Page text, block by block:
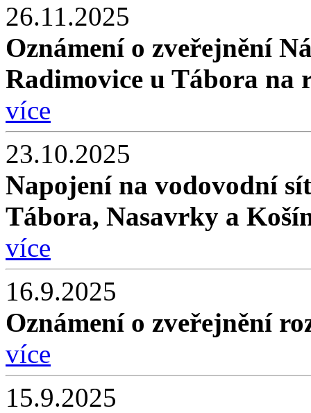
26.11.2025
Oznámení o zveřejnění
Radimovice u Tábora na
více
23.10.2025
Napojení na vodovodní
Tábora, Nasavrky a
více
16.9.2025
Oznámení o zveřejnění
více
15.9.2025